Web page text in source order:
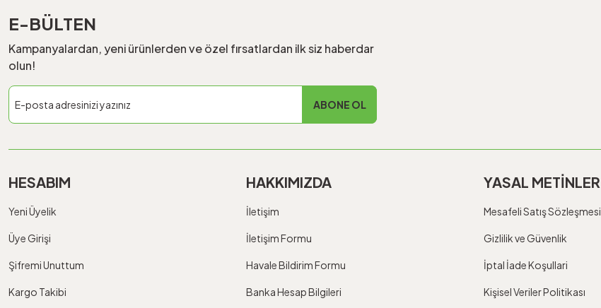
E-BÜLTEN
Kampanyalardan, yeni ürünlerden ve özel fırsatlardan ilk siz haberdar
olun!
ABONE OL
HESABIM
Yeni Üyelik
Üye Girişi
Şifremi Unuttum
Kargo Takibi
HAKKIMIZDA
İletişim
İletişim Formu
Havale Bildirim Formu
Banka Hesap Bilgileri
YASAL METİNLER
Mesafeli Satış Sözleşmesi
Gizlilik ve Güvenlik
İptal İade Koşullari
Kişisel Veriler Politikası